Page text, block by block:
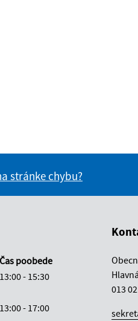
stránke chybu?
Čas poobede
13:00 - 15:30
13:00 - 17:00
013